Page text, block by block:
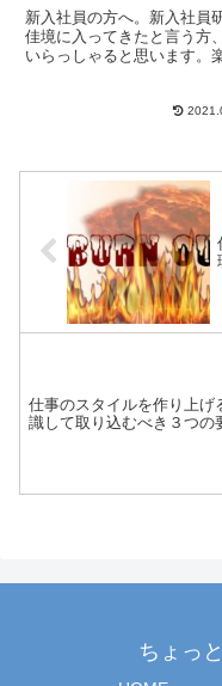
新入社員の方へ。新入社員
佳境に入ってきたと言う方
いらっしゃると思います。
仕事のスタイルを作り上げ
識して取り込むべき３つの
ちょっ